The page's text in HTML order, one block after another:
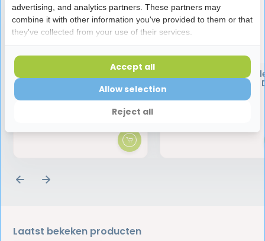
Jordan Double Ended
Jordan Double
Tandenstokers Extra
Laatst bekeken producten
advertising, and analytics partners. These partners may
combine it with other information you've provided to them or that
they've collected from your use of their services.
Reject all
Allow selection
Accept all